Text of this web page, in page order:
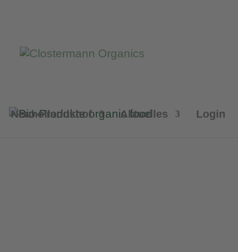
Neuhollandshof Aktuelles Login